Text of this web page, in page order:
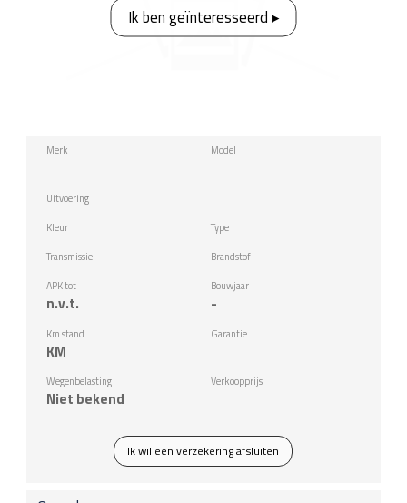
Merk Model
Uitvoering
Kleur Type
Transmissie Brandstof
APK tot
n.v.t.
Bouwjaar
-
Km stand
KM
Garantie
Wegenbelasting
Niet bekend
Verkoopprijs
Ik wil een verzekering afsluiten
Ik ben geïnteresseerd